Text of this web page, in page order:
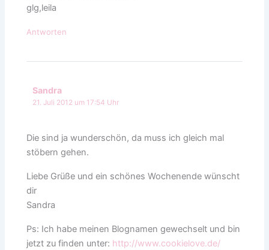
glg,leila
Antworten
Sandra
21. Juli 2012 um 17:54 Uhr
Die sind ja wunderschön, da muss ich gleich mal
stöbern gehen.
Liebe Grüße und ein schönes Wochenende wünscht
dir
Sandra
Ps: Ich habe meinen Blognamen gewechselt und bin
jetzt zu finden unter: http://www.cookielove.de/